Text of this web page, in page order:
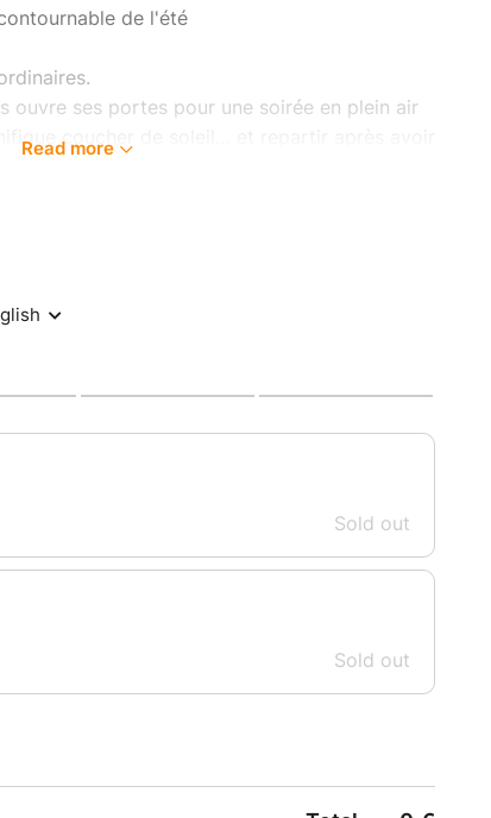
de l'été
ouvre ses portes pour une soirée en plein air
coucher de soleil… et repartir après avoir
collègues, tout est réuni pour vivre un
d'Azur
faire danser jusqu'à la fin de la soirée.
Read more